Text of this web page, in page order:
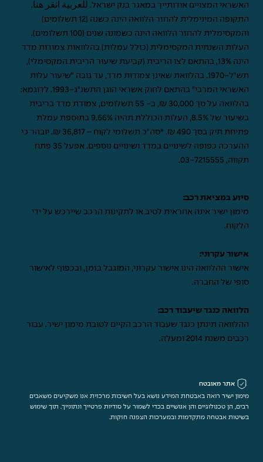
האשראי המצויים אודותייך במאגר בנק ישראל. للعربية انقر هنا.
התקופה המינימלית להחזר הלוואה הינה כשנה (12 תשלומים)
והמקסימלית להחזר הלוואה הינה כשמונה שנים (100 תשלומים).
העלות השנתית המקסימלית (כולל עמלות) בהלוואות צמודות מדד
הינה 13%, בהתאם לצו הריבית (קביעת שיעור הריבית המקסימלי),
תש"ל-1970. בהלוואת שאינן צמודות מדד, עד גובה "שיעור עלות
האשראי המרבי" בהתאם לחוק אשראי הוגן התשנ"ג-1993. לדוגמא:
בהלוואה על סך 30,000 ₪, ב- 55 תשלומים, צמודת מדד בריבית
בשיעור של 8.5%, העלות הכוללת תהיה 9.66% בתוספת עמלת
פתיחת תיק בסך 490 ₪. *סה"כ תשלומי לקוח – 36,817 ₪. יובהר כי
ההערכה כפופה לשינויים במדד ושינויים נוספים. אפעל 35 פתח
תקווה, 03-7215555
.
סיוע במציאת רכב:
מימון ישיר אינה אחראית לטיב או לתקינות הרכב שיירכש על ידי
הלקוח.
אישור עקרוני:
אישור ההלוואה הינו אישור עקרוני, המוגבל בזמן, ובכפוף לאישור
סופי של החברה.
הלוואה כנגד שיעבוד רכב:
ההלוואה תינתן כנגד שעבוד הרכב הקיים לטובת מימון ישיר. עבור
רכבים משנת 2014 ומעלה.
אתר מאובטח
מימון ישיר רואה באבטחת המידע נושא בעל חשיבות מרכזית אנו משקיעים משאבים
רבים, הן טכנולוגיים והן אנושיים בכדי לשמור על סודיות פרטייך ונתונייך. תוך שימוש
בשיטות אבטחה מתקדמות ובמערכות הצפנה חזקות.